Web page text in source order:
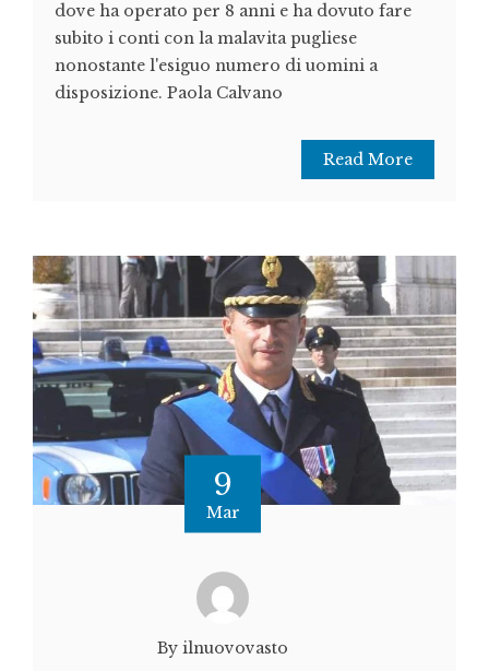
dove ha operato per 8 anni e ha dovuto fare
subito i conti con la malavita pugliese
nonostante l'esiguo numero di uomini a
disposizione. Paola Calvano
Read More
9
Mar
By ilnuovovasto